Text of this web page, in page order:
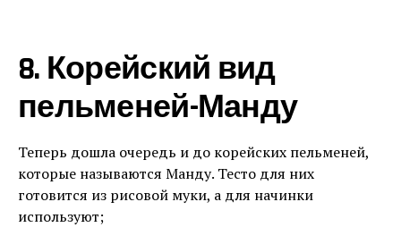
8. Корейский вид
пельменей-Манду
Теперь дошла очередь и до корейских пельменей,
которые называются Манду. Тесто для них
готовится из рисовой муки, а для начинки
используют;